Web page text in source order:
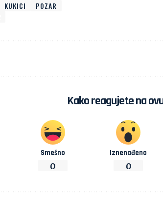
KUKICI
POZAR
Kako reagujete na
Smešno
0
Iznenađeno
0